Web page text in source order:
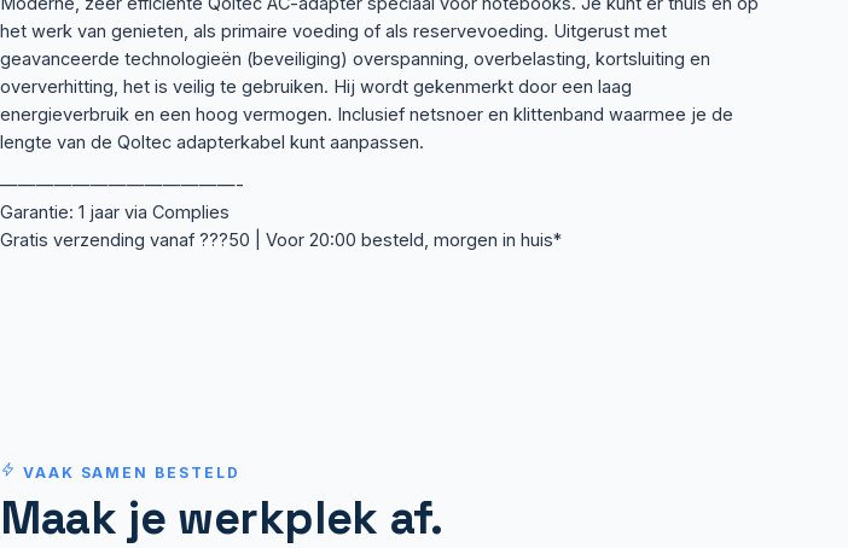
het werk van genieten, als primaire voeding of als reservevoeding. Uitgerust met
geavanceerde technologieën (beveiliging) overspanning, overbelasting, kortsluiting en
oververhitting, het is veilig te gebruiken. Hij wordt gekenmerkt door een laag
energieverbruik en een hoog vermogen. Inclusief netsnoer en klittenband waarmee je de
lengte van de Qoltec adapterkabel kunt aanpassen.
—————————————-
Garantie: 1 jaar via Complies
Gratis verzending vanaf ???50 | Voor 20:00 besteld, morgen in huis*
VAAK SAMEN BESTELD
Maak je werkplek af.